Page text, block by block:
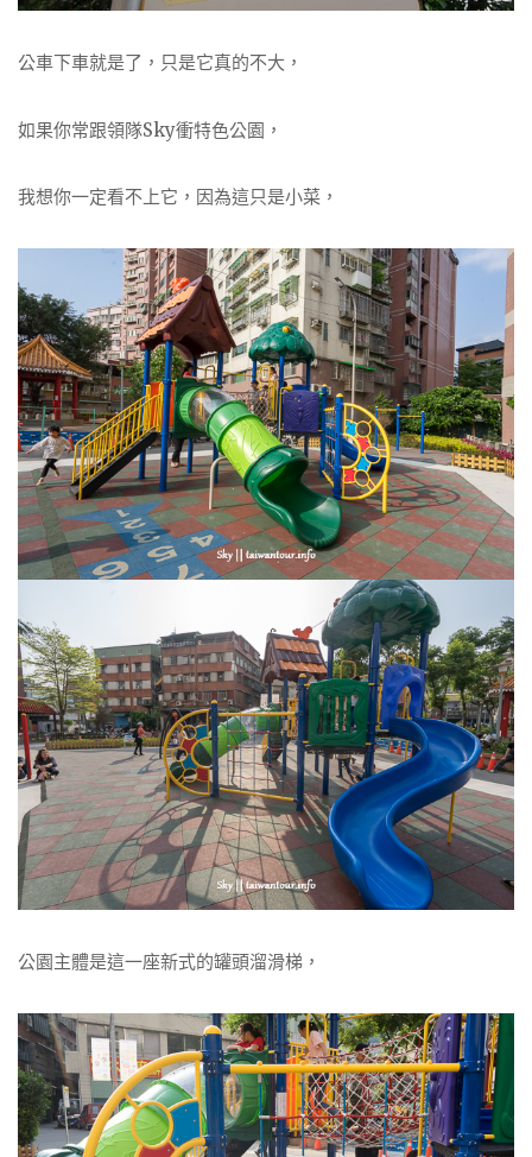
公車下車就是了，只是它真的不大，
如果你常跟領隊Sky衝特色公園，
我想你一定看不上它，因為這只是小菜，
公園主體是這一座新式的罐頭溜滑梯，